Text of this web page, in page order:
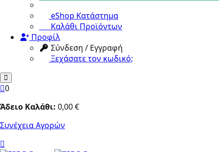
eShop Κατάστημα
Καλάθι Προϊόντων
Προφίλ
Σύνδεση / Εγγραφή
Ξεχάσατε τον κωδικό;
0
Άδειο Καλάθι: 0,00€
Συνέχεια Αγορών